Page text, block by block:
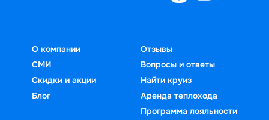
О компании
СМИ
Скидки и акции
Блог
Отзывы
Вопросы и ответы
Найти круиз
Аренда теплохода
Программа лояльности